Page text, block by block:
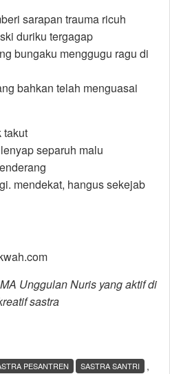
sarapan trauma ricuh
duriku tergagap
bungaku menggugu ragu di
bahkan telah menguasai
takut
separuh malu
mendekat, hangus sekejab
Unggulan Nuris yang aktif di
sastra
,
PESANTREN SASTRA SANTRI